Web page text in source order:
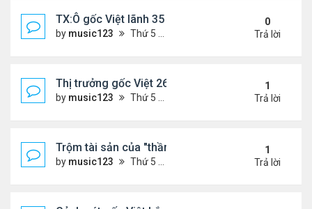
TX:Ô gốc Việt lãnh 35 năm tù vì xâm hại tình dục
by music123 Thứ 5 Tháng 11 13, 2025 2:41 pm
0
Trả lời
Thị trưởng gốc Việt 26t bị truy tố
by music123 Thứ 5 Tháng 11 13, 2025 2:34 pm
1
Trả lời
Trộm tài sản của "thần bài" gốc Việt,lĩnh 13 năm tù
by music123 Thứ 5 Tháng 11 13, 2025 2:25 pm
1
Trả lời